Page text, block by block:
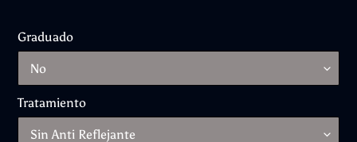
Graduado
Tratamiento